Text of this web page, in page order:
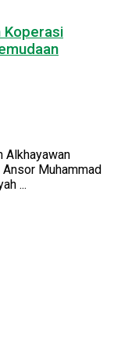
Koperasi
Alkhayawan
Muhammad
...